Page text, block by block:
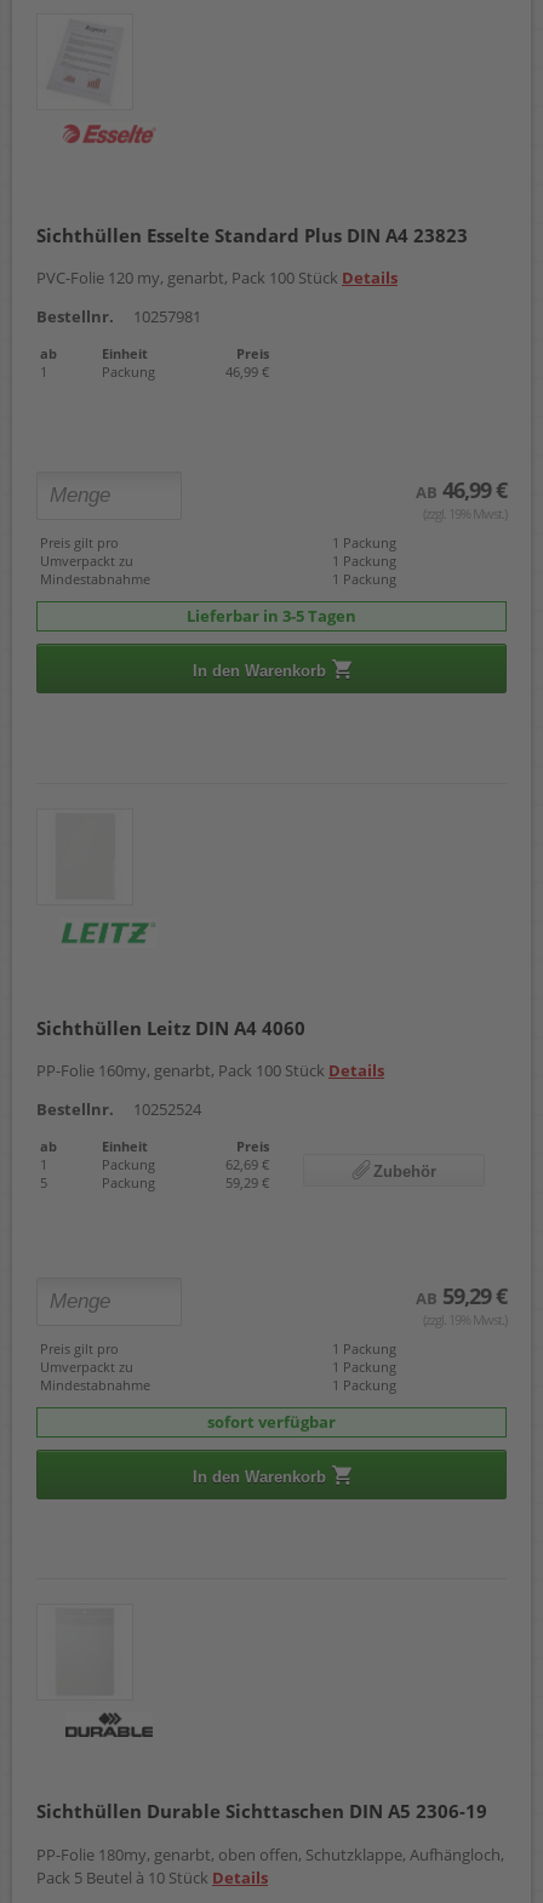
Sichthüllen Esselte Standard Plus DIN A4 23823
PVC-Folie 120 my, genarbt, Pack 100 Stück Details
Bestellnr.
10257981
ab Einheit
Preis
1
Packung 46,99 €
AB 46,99 €
(zzgl. 19% Mwst.)
Preis gilt pro
1 Packung
Umverpackt zu
1 Packung
Mindestabnahme
1 Packung
Lieferbar in 3-5 Tagen
In den Warenkorb
Sichthüllen Leitz DIN A4 4060
PP-Folie 160my, genarbt, Pack 100 Stück Details
Bestellnr.
10252524
ab Einheit
Preis
1
Packung
62,69 €
5
Packung 59,29 €
Zubehör
AB 59,29 €
(zzgl. 19% Mwst.)
Preis gilt pro
1 Packung
Umverpackt zu
1 Packung
Mindestabnahme
1 Packung
sofort verfügbar
In den Warenkorb
Sichthüllen Durable Sichttaschen DIN A5 2306-19
PP-Folie 180my, genarbt, oben offen, Schutzklappe, Aufhängloch,
Pack 5 Beutel à 10 Stück Details